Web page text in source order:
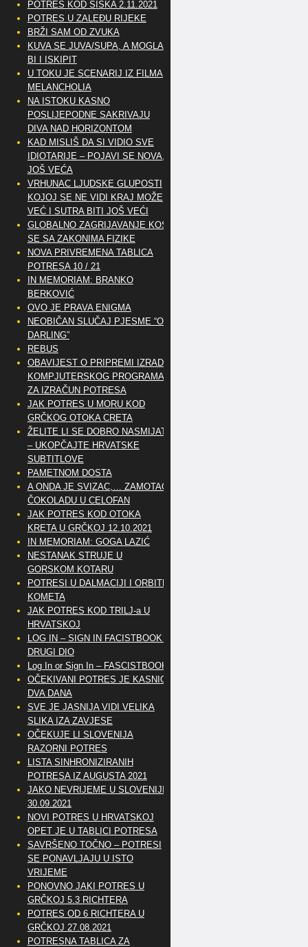
POTRES KOD SISKA 2.11.2021
POTRES U ZALEĐU RIJEKE
BRŽI SAM OD ZVUKA
KUVA SE JUVA/SUPA, A MOGLA
BI I ISKIPIT
U TOKU JE SCENARIJ IZ FILMA
MELANCHOLIA
NA ISTOKU KASNO
POSLIJEPODNE SAKRIVAJU
DIVA NAD HORIZONTOM
KAD MISLIŠ DA SI VIDIO SVE
IDIOTARIJE – POJAVI SE NOVA,..
JOŠ VEĆA
VRHUNAC LJUDSKE GLUPOSTI
KOJOJ SE NE VIDI KRAJ MOŽE
VEĆ I SUTRA BITI JOŠ VEĆI
GLOBALNO ZAGRIJAVANJE KOSI
SE SA ZAKONIMA FIZIKE
NOVA PRIVREMENA TABLICA
POTRESA 10 / 21
IN MEMORIAM: BRANKO
BERKOVIĆ
OVO JE PRAVA ENIGMA
NEOBIČAN SLUČAJ PJESME “OH
DARLING”
REBUS
OBAVIJEST O PRIPREMI IZRADE
KOMPJUTERSKOG PROGRAMA
ZA IZRAČUN POTRESA
JAK POTRES U MORU KOD
GRČKOG OTOKA CRETA
ŽELITE LI SE DOBRO NASMIJATI
– UKOPČAJTE HRVATSKE
SUBTITLOVE
PAMETNOM DOSTA
A ONDA JE SVIZAC,… ZAMOTAO
ČOKOLADU U CELOFAN
JAK POTRES KOD OTOKA
KRETA U GRČKOJ 12.10.2021
IN MEMORIAM: GOGA LAZIĆ
NESTANAK STRUJE U
GORSKOM KOTARU
POTRESI U DALMACIJI I ORBITE
KOMETA
JAK POTRES KOD TRILJ-a U
HRVATSKOJ
LOG IN – SIGN IN FACISTBOOK –
DRUGI DIO
Log In or Sign In – FASCISTBOOK
OČEKIVANI POTRES JE KASNIO
DVA DANA
SVE JE JASNIJA VIDI VELIKA
SLIKA IZA ZAVJESE
OČEKUJE LI SLOVENIJA
RAZORNI POTRES
LISTA SINHRONIZIRANIH
POTRESA IZ AUGUSTA 2021
JAKO NEVRIJEME U SLOVENIJI
30.09.2021
NOVI POTRES U HRVATSKOJ
OPET JE U TABLICI POTRESA
SAVRŠENO TOČNO – POTRESI
SE PONAVLJAJU U ISTO
VRIJEME
PONOVNO JAKI POTRES U
GRČKOJ 5.3 RICHTERA
POTRES OD 6 RICHTERA U
GRČKOJ 27.08.2021
POTRESNA TABLICA ZA